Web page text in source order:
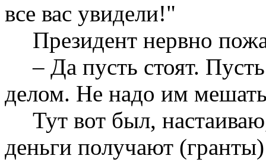
все вас увидели!"
Президент нервно
– Да пусть стоят.
делом. Не надо им
Тут вот был,
деньги получают